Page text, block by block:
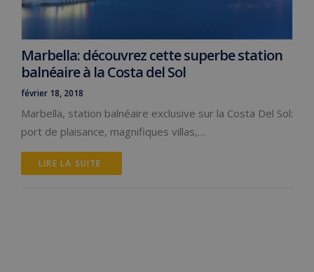
Marbella: découvrez cette superbe station
balnéaire à la Costa del Sol
février 18, 2018
Marbella, station balnéaire exclusive sur la Costa Del Sol:
port de plaisance, magnifiques villas,…
LIRE LA SUITE